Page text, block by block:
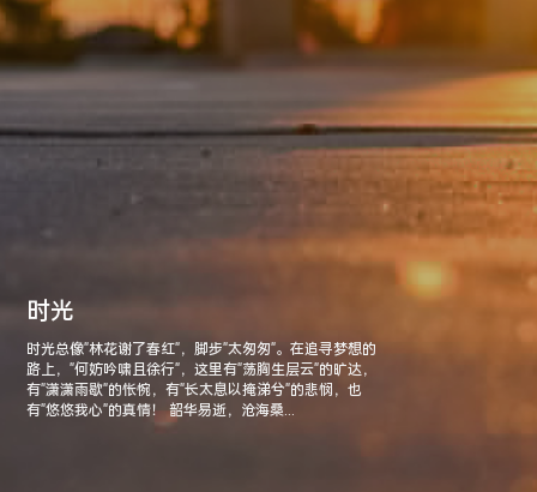
时光
时光总像"林花谢了春红"，脚步"太匆匆"。在追寻梦想的
路上，"何妨吟啸且徐行"，这里有"荡胸生层云"的旷达，
有"潇潇雨歇"的怅惋，有"长太息以掩涕兮"的悲悯，也
有"悠悠我心"的真情！ 韶华易逝，沧海桑...